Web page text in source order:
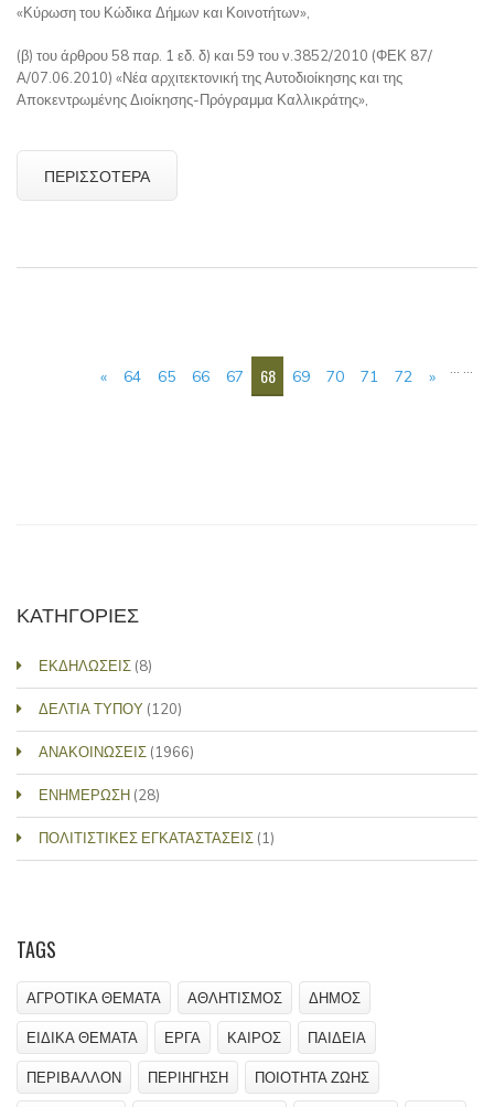
«Κύρωση του Κώδικα Δήμων και Κοινοτήτων»,
(β) του άρθρου 58 παρ. 1 εδ. δ) και 59 του ν.3852/2010 (ΦΕΚ 87/
Α/07.06.2010) «Νέα αρχιτεκτονική της Αυτοδιοίκησης και της
Αποκεντρωμένης Διοίκησης-Πρόγραμμα Καλλικράτης»,
ΠΕΡΙΣΣΌΤΕΡΑ
« 64 65 66 67 68 69 70 71 72 »
ΚΑΤΗΓΟΡΙΕΣ
ΕΚΔΗΛΩΣΕΙΣ (8)
ΔΕΛΤΙΑ ΤΥΠΟΥ (120)
ΑΝΑΚΟΙΝΩΣΕΙΣ (1966)
ΕΝΗΜΕΡΩΣΗ (28)
ΠΟΛΙΤΙΣΤΙΚΕΣ ΕΓΚΑΤΑΣΤΑΣΕΙΣ (1)
TAGS
ΑΓΡΟΤΙΚΑ ΘΕΜΑΤΑ ΑΘΛΗΤΙΣΜΟΣ ΔΗΜΟΣ
ΕΙΔΙΚΑ ΘΕΜΑΤΑ ΕΡΓΑ ΚΑΙΡΟΣ ΠΑΙΔΕΙΑ
ΠΕΡΙΒΑΛΛΟΝ ΠΕΡΙΗΓΗΣΗ ΠΟΙΟΤΗΤΑ ΖΩΗΣ